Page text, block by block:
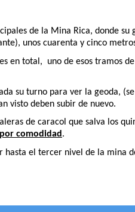
de la Mina Rica, donde
unos cuarenta y cinco
en total, uno de esos tramos
su turno para ver la geoda,
visto deben subir de nuevo.
de caracol que salva los
comodidad.
el tercer nivel de la